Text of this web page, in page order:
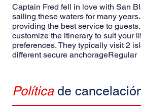
Captain Fred fell in love with San
sailing these waters for many
providing the best service to
customize the itinerary to suit your
preferences. They typically visit 2
different secure anchorageRegular
Política de